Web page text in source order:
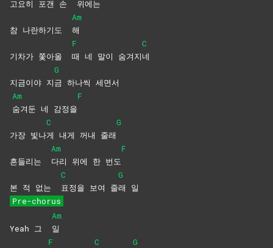
고요히 포갠 손 위에는
참 나란하기도
Am
해
기차가 쫓아올
F
때 네 말이 숨겨지
C
네
지금이야 지
G
금 하나씩 세면서
Am
숨겨둔 네 감정을
F
가장 빛나
C
게 내게 꺼내 줄래
G
흔들리는
Am
다리 위에 한 번도
F
본 적 없는
C
표정을 보여 줄
G
래 일
Pre-chorus
Yeah 그
Am
일
F
C
G